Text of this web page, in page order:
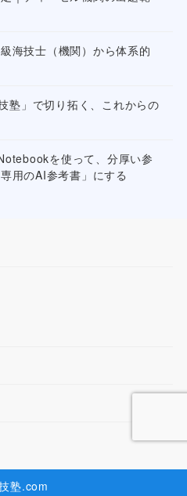
海技士（機関）から体系的
塾」で切り拓く、これからの
を使って、分厚い参
用のAI参考書」にする
塾.com